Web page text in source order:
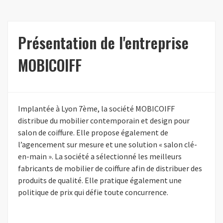
Présentation de l'entreprise
MOBICOIFF
Implantée à Lyon 7ème, la société MOBICOIFF
distribue du mobilier contemporain et design pour
salon de coiffure. Elle propose également de
l’agencement sur mesure et une solution « salon clé-
en-main ». La société a sélectionné les meilleurs
fabricants de mobilier de coiffure afin de distribuer des
produits de qualité. Elle pratique également une
politique de prix qui défie toute concurrence.